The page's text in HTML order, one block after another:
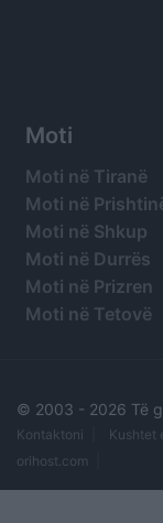
Moti
Moti në Tiranë
Moti në
Moti në Shkup
Moti në Durrës
Moti në Prizren
Moti në Tetovë
© 2003 - 2026 Të
Kontaktoni Kushtet
orihost.com